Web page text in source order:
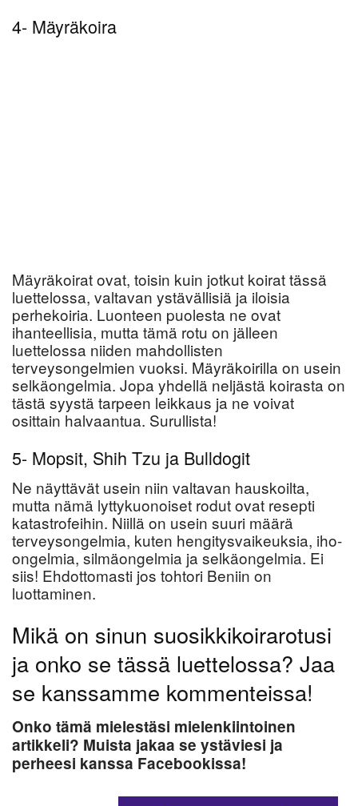
4- Mäyräkoira
Mäyräkoirat ovat, toisin kuin jotkut koirat tässä
luettelossa, valtavan ystävällisiä ja iloisia
perhekoiria. Luonteen puolesta ne ovat
ihanteellisia, mutta tämä rotu on jälleen
luettelossa niiden mahdollisten
terveysongelmien vuoksi. Mäyräkoirilla on usein
selkäongelmia. Jopa yhdellä neljästä koirasta on
tästä syystä tarpeen leikkaus ja ne voivat
osittain halvaantua. Surullista!
5- Mopsit, Shih Tzu ja Bulldogit
Ne näyttävät usein niin valtavan hauskoilta,
mutta nämä lyttykuonoiset rodut ovat resepti
katastrofeihin. Niillä on usein suuri määrä
terveysongelmia, kuten hengitysvaikeuksia, iho-
ongelmia, silmäongelmia ja selkäongelmia. Ei
siis! Ehdottomasti jos tohtori Beniin on
luottaminen.
Mikä on sinun suosikkikoirarotusi
ja onko se tässä luettelossa? Jaa
se kanssamme kommenteissa!
Onko tämä mielestäsi mielenkiintoinen
artikkeli? Muista jakaa se ystäviesi ja
perheesi kanssa Facebookissa!